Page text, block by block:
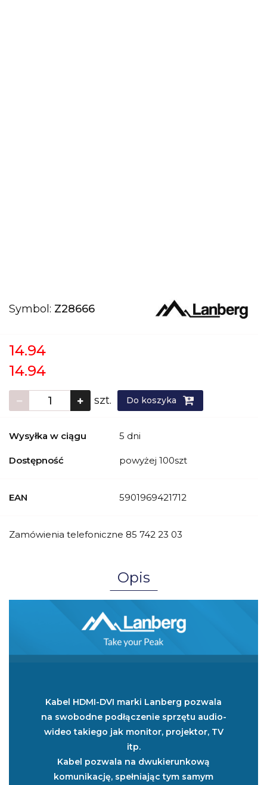
Symbol: Z28666
14.94
14.94
szt. Do koszyka
Wysyłka w ciągu 5 dni
Dostępność powyżej 100szt
EAN 5901969421712
Zamówienia telefoniczne 85 742 23 03
Opis
Kabel HDMI-DVI marki Lanberg pozwala
na swobodne podłączenie sprzętu audio-
wideo takiego jak monitor, projektor, TV
itp.
Kabel pozwala na dwukierunkową
komunikację, spełniając tym samym